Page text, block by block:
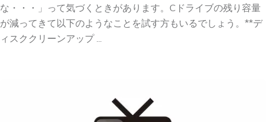
な・・・」って気づくときがあります。Cドライブの残り容量
が減ってきて以下のようなことを試す方もいるでしょう。**デ
ィスククリーンアップ ...